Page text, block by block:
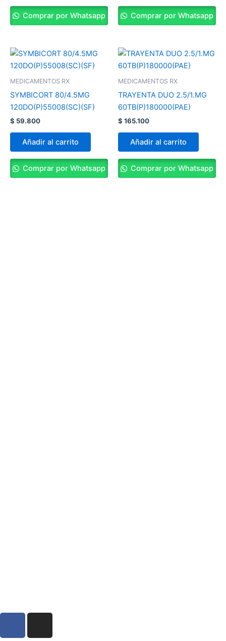
Comprar por Whatsapp Comprar por Whatsapp
MEDICAMENTOS RX
SYMBICORT 80/4.5MG
120DO(P)55008(SC)(SF)
$ 59.800
Añadir al carrito
Comprar por Whatsapp
MEDICAMENTOS RX
TRAYENTA DUO 2.5/1.MG
60TB(P)180000(PAE)
$ 165.100
Añadir al carrito
Comprar por Whatsapp